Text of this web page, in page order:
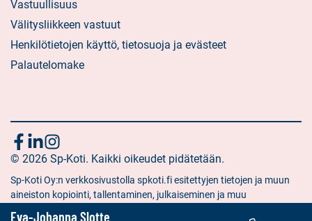
Eva-Johanna Slotte
Vastuullisuus
Välitysliikkeen vastuut
Henkilötietojen käyttö, tietosuoja ja evästeet
Palautelomake
Seuraa
meitä
Sosiaalinen
media:
facebook
Sosiaalinen
media:
linkedin
Sosiaalinen
media:
instagram
© 2026 Sp-Koti. Kaikki oikeudet pidätetään.
Sp-Koti Oy:n verkkosivustolla spkoti.fi esitettyjen tietojen ja muun
aineiston kopiointi, tallentaminen, julkaiseminen ja muu